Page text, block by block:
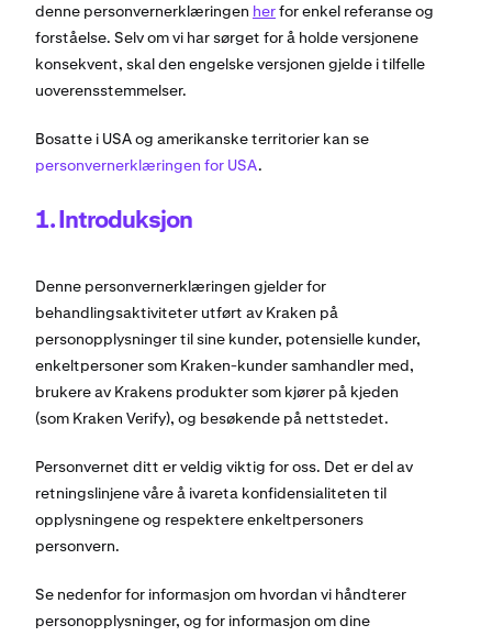
denne personvernerklæringen herfor enkel referanse og
forståelse. Selv om vi har sørget for å holde versjonene
konsekvent, skal den engelske versjonen gjelde i tilfelle
uoverensstemmelser.
Bosatte i USA og amerikanske territorier kan se
personvernerklæringen for USA.
1. Introduksjon
Denne personvernerklæringen gjelder for
behandlingsaktiviteter utført av Kraken på
personopplysninger til sine kunder, potensielle kunder,
enkeltpersoner som Kraken-kunder samhandler med,
brukere av Krakens produkter som kjører på kjeden
(som Kraken Verify), og besøkende på nettstedet.
Personvernet ditt er veldig viktig for oss. Det er del av
retningslinjene våre å ivareta konfidensialiteten til
opplysningene og respektere enkeltpersoners
personvern.
Se nedenfor for informasjon om hvordan vi håndterer
personopplysninger, og for informasjon om dine